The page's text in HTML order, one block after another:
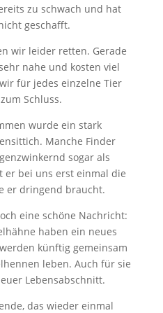
zu schwach und hat
geschafft.
wir leider retten. Gerade
nahe und kosten viel
für jedes einzelne Tier
Schluss.
wurde ein stark
Manche Finder
sogar als
er bei uns erst einmal die
er dringend braucht.
eine schöne Nachricht:
haben ein neues
künftig gemeinsam
leben. Auch für sie
Lebensabschnitt.
das wieder einmal